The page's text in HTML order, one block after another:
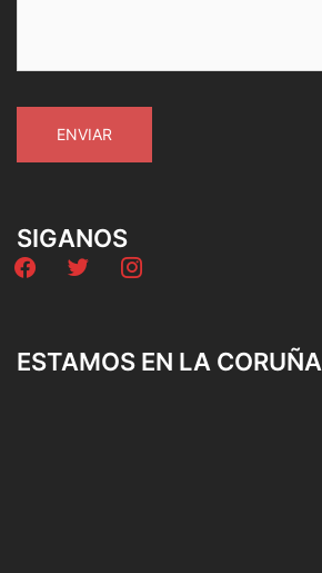
SIGANOS
facebooktwitter instagram
ESTAMOS EN LA CORUÑA